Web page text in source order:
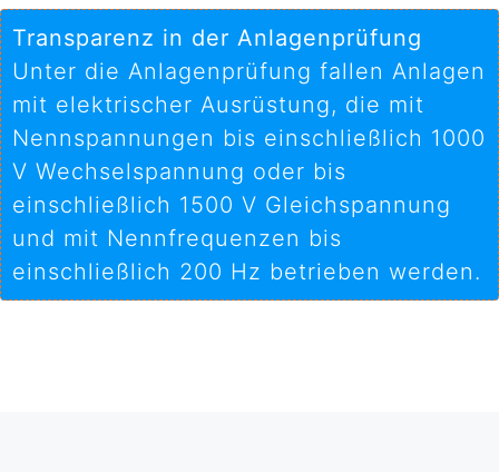
Transparenz in der Anlagenprüfung
Unter die Anlagenprüfung fallen Anlagen
mit elektrischer Ausrüstung, die mit
Nennspannungen bis einschließlich 1000
V Wechselspannung oder bis
einschließlich 1500 V Gleichspannung
und mit Nennfrequenzen bis
einschließlich 200 Hz betrieben werden.